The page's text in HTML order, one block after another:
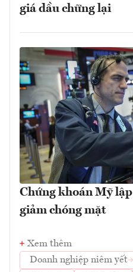
giá dầu chững lại
Chứng khoán Mỹ
giảm chóng mặt
Xem thêm
Doanh nghiệp niêm yết